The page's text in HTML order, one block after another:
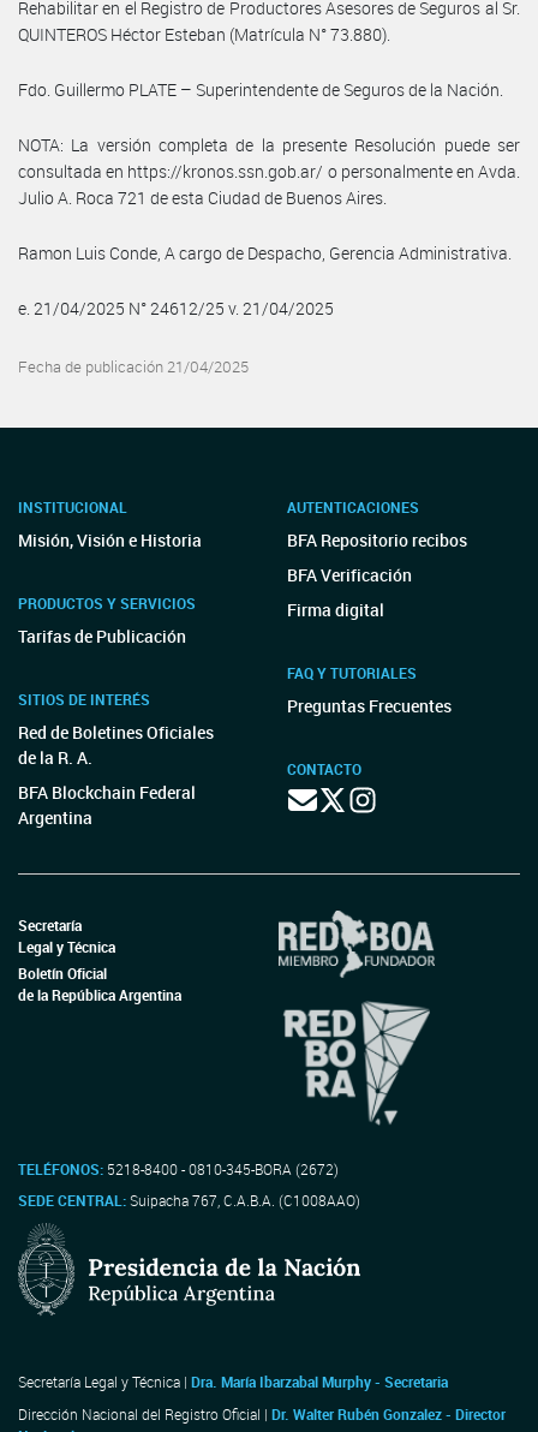
Rehabilitar en el Registro de Productores Asesores de Seguros al Sr.
QUINTEROS Héctor Esteban (Matrícula N° 73.880).
Fdo. Guillermo PLATE – Superintendente de Seguros de la Nación.
NOTA: La versión completa de la presente Resolución puede ser
consultada en https://kronos.ssn.gob.ar/ o personalmente en Avda.
Julio A. Roca 721 de esta Ciudad de Buenos Aires.
Ramon Luis Conde, A cargo de Despacho, Gerencia Administrativa.
e. 21/04/2025 N° 24612/25 v. 21/04/2025
Fecha de publicación 21/04/2025
INSTITUCIONAL
Misión, Visión e Historia
PRODUCTOS Y SERVICIOS
Tarifas de Publicación
SITIOS DE INTERÉS
Red de Boletines Oficiales
de la R. A.
BFA Blockchain Federal
Argentina
AUTENTICACIONES
BFA Repositorio recibos
BFA Verificación
Firma digital
FAQ Y TUTORIALES
Preguntas Frecuentes
CONTACTO
Secretaría
Legal y Técnica
Boletín Oficial
de la República Argentina
TELÉFONOS: 5218-8400 - 0810-345-BORA (2672)
SEDE CENTRAL:Suipacha 767, C.A.B.A. (C1008AAO)
Secretaría Legal y Técnica | Dra. María Ibarzabal Murphy - Secretaria
Dirección Nacional del Registro Oficial | Dr. Walter Rubén Gonzalez - Director